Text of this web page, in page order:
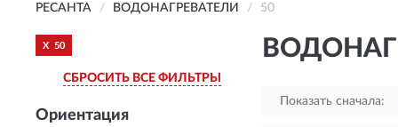
РЕСАНТА ВОДОНАГРЕВАТЕЛИ 50
X 50
СБРОСИТЬ ВСЕ ФИЛЬТРЫ
Ориентация
Показать сначала: